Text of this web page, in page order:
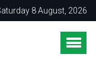
8 August, 2026